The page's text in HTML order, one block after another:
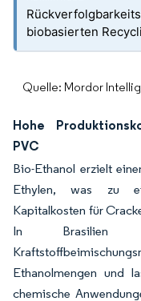
biobasierten
Quelle: Mordor
Hohe
PVC
Bio-Ethanol erzielt
Ethylen, was zu
Kapitalkosten für
In Brasilien
Ethanolmengen und
chemische